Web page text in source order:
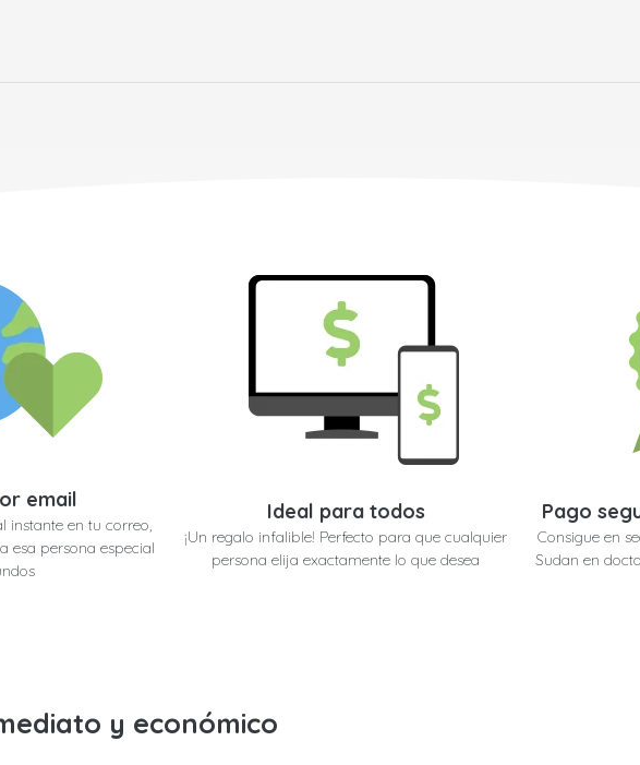
email
instante en tu correo,
esa persona especial
Ideal para todos
¡Un regalo infalible! Perfecto para que cualquier
persona elija exactamente lo que desea
Pago
Consigue en
Sudan en
y económico